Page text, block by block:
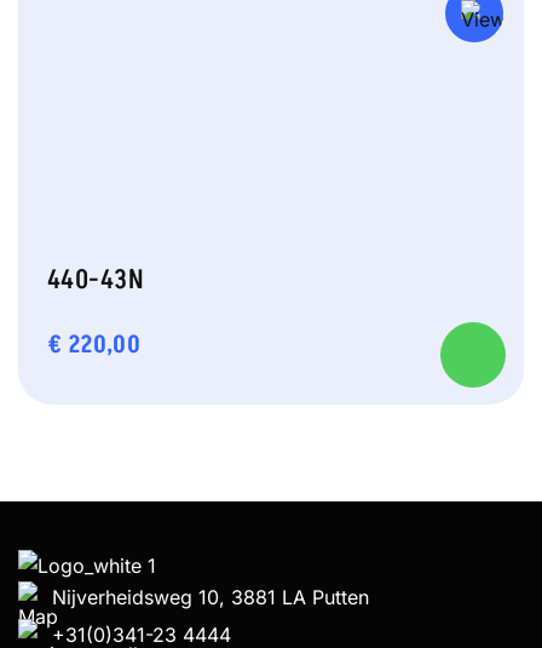
440-43N
€ 220,00
Nijverheidsweg 10, 3881 LA Putten
+31(0)341-23 4444